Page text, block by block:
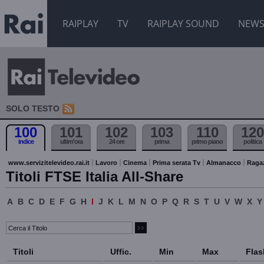
RAIPLAY TV RAIPLAY SOUND NEWS
SOLO TESTO
100
indice
101
ultim'ora
102
24 ore
103
prima
110
primo piano
120
politica
www.servizitelevideo.rai.it Lavoro Cinema Prima serata Tv Almanacco
Titoli FTSE Italia All-Share
A B C D E F G H I J K L M N O P Q R S T U V W X Y
Titoli Uffic. Min Max